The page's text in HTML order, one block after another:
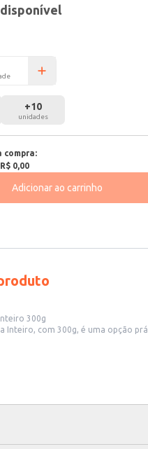
+10
unidades
compra:
R$ 0,00
Adicionar ao carrinho
300g
Inteiro, com 300g, é uma opção
em suas receitas, seja para
e recheios diversos.
sofisticados e saborosos.
Inteiro é uma escolha que combina